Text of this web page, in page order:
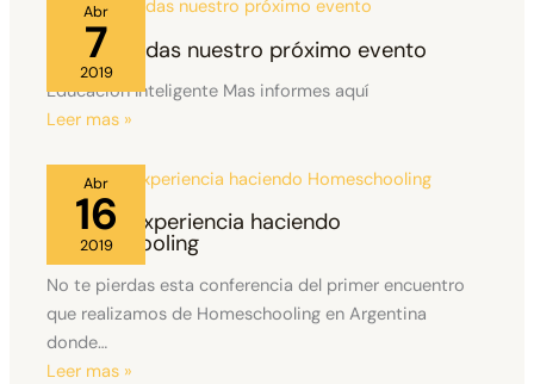
Abr
7
2019
No te pierdas nuestro próximo evento
Educación Inteligente Mas informes aquí
Leer mas »
Abr
16
2019
Nuestra Experiencia haciendo
Homeschooling
No te pierdas esta conferencia del primer encuentro
que realizamos de Homeschooling en Argentina
donde…
Leer mas »